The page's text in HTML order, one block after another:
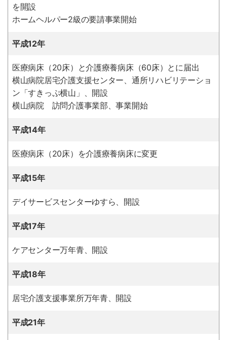
を開設
ホームヘルパー2級の要請事業開始
平成12年
医療病床（20床）と介護療養病床（60床）とに届出
横山病院居宅介護支援センター、通所リハビリテーショ
ン「すきっぷ横山」、開設
横山病院 訪問介護事業部、事業開始
平成14年
医療病床（20床）を介護療養病床に変更
平成15年
デイサービスセンターゆすら、開設
平成17年
ケアセンター万年青、開設
平成18年
居宅介護支援事業所万年青、開設
平成21年